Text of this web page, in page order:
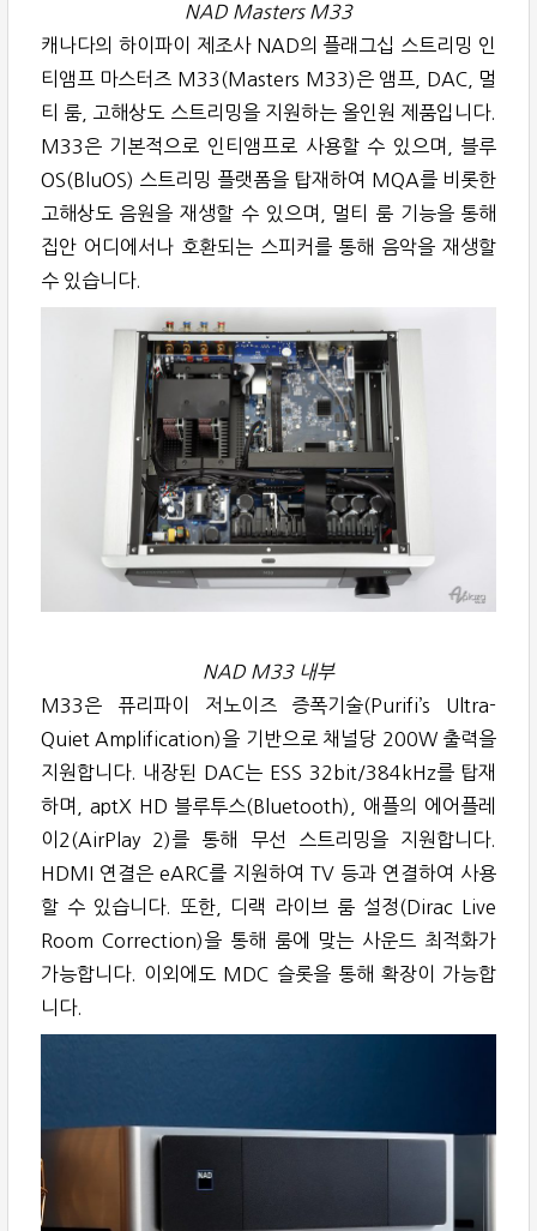
NAD Masters M33
캐나다의 하이파이 제조사 NAD의 플래그십 스트리밍 인
티앰프 마스터즈 M33(Masters M33)은 앰프, DAC, 멀
티 룸, 고해상도 스트리밍을 지원하는 올인원 제품입니다.
M33은 기본적으로 인티앰프로 사용할 수 있으며, 블루
OS(BluOS) 스트리밍 플랫폼을 탑재하여 MQA를 비롯한
고해상도 음원을 재생할 수 있으며, 멀티 룸 기능을 통해
집안 어디에서나 호환되는 스피커를 통해 음악을 재생할
수 있습니다.
NAD M33 내부
M33은 퓨리파이 저노이즈 증폭기술(Purifi’s Ultra-
Quiet Amplification)을 기반으로 채널당 200W 출력을
지원합니다. 내장된 DAC는 ESS 32bit/384kHz를 탑재
하며, aptX HD 블루투스(Bluetooth), 애플의 에어플레
이2(AirPlay 2)를 통해 무선 스트리밍을 지원합니다.
HDMI 연결은 eARC를 지원하여 TV 등과 연결하여 사용
할 수 있습니다. 또한, 디랙 라이브 룸 설정(Dirac Live
Room Correction)을 통해 룸에 맞는 사운드 최적화가
가능합니다. 이외에도 MDC 슬롯을 통해 확장이 가능합
니다.